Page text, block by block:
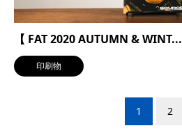
【 FAT 2020 AUTUMN & WINT...
印刷物
1 2